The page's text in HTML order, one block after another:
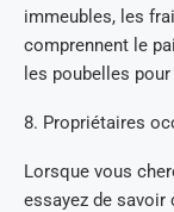
immeubles, les
comprennent le
les poubelles
8. Propriétaires
Lorsque vous
essayez de savoir